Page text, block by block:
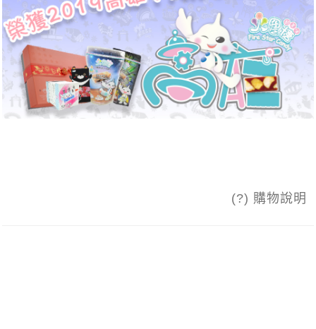
(?) 購物說明